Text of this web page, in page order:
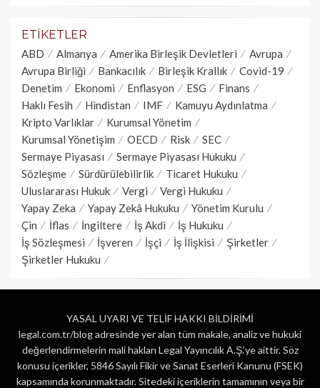
ETIKETLER
ABD Almanya Amerika Birleşik Devletleri
Avrupa
Avrupa Birliği
Bankacılık Birleşik Krallık
Covid-19
Denetim
Ekonomi Enflasyon ESG
Finans
Haklı Fesih
Hindistan IMF
Kamuyu Aydınlatma
Kripto Varlıklar
Kurumsal Yönetim
Kurumsal Yönetişim
OECD Risk
SEC
Sermaye Piyasası
Sermaye Piyasası Hukuku
Sözleşme
Sürdürülebilirlik
Ticaret Hukuku
Uluslararası Hukuk
Vergi
Vergi Hukuku
Yapay Zeka
Yapay Zekâ Hukuku
Yönetim Kurulu
Çin
İflas İngiltere İş Akdi
İş Hukuku
İş Sözleşmesi
İşveren İşçi İş İlişkisi
Şirketler
Şirketler Hukuku
YASAL UYARI VE TELİF HAKKI BİLDİRİMİ
legal.com.tr/blog adresinde yer alan tüm makale, analiz ve hukuki
değerlendirmelerin mali hakları Legal Yayıncılık A.Ş.’ye aittir. Söz
konusu içerikler, 5846 Sayılı Fikir ve Sanat Eserleri Kanunu (FSEK)
kapsamında korunmaktadır. Sitedeki içeriklerin tamamının veya bir